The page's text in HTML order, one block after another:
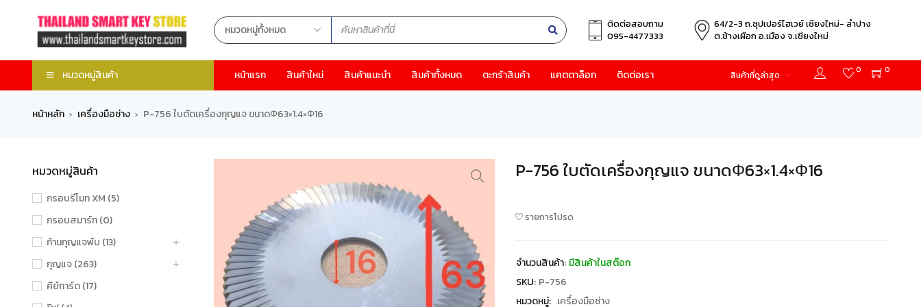
ติดต่อสอบถาม
095-4477333
64/2-3 ถ.ซุปเปอร์ไฮเวย์ เชียงใหม่- ลำปาง
ต.ช้างเผือก อ.เมือง จ.เชียงใหม่
หมวดหมู่สินค้า หน้าแรก สินค้าใหม่ สินค้าแนะนำ สินค้าทั้งหมด ตะกร้าสินค้า แคตตาล็อก ติดต่อเรา 0
0
สินค้าที่ดูล่าสุด
หน้าหลัก › เครื่องมือช่าง › P-756 ใบตัดเครื่องกุญแจ ขนาดΦ63×1.4×Φ16
หมวดหมู่สินค้า
กรอบรีโมท XM (5)
กรอบสมาร์ท (0)
ก้านกุญแจพับ (13)
กุญแจ (263)
คีย์การ์ด (17)
P-756 ใบตัดเครื่องกุญแจ ขนาดΦ63×1.4×Φ16
รายการโปรด
จำนวนสินค้า: มีสินค้าในสต๊อก
SKU: P-756
หมวดหมู่: เครื่องมือช่าง